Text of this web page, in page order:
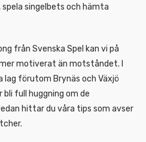
singelbets och hämta
från Svenska Spel kan vi på
motiverat än motståndet. I
förutom Brynäs och Växjö
bli full huggning om de
hittar du våra tips som avser